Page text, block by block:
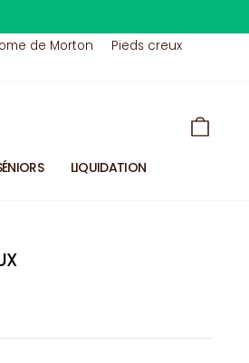
de Morton
Pieds creux
LIQUIDATION